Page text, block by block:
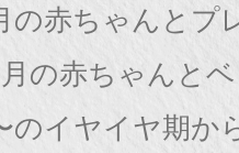
の赤ちゃんとプ
の赤ちゃんと
のイヤイヤ期か